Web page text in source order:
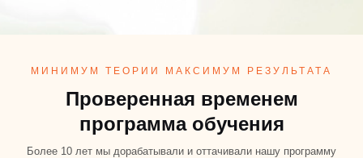
МИНИМУМ ТЕОРИИ МАКСИМУМ РЕЗУЛЬТАТА
Проверенная временем
программа обучения
Более 10 лет мы дорабатывали и оттачивали нашу программу